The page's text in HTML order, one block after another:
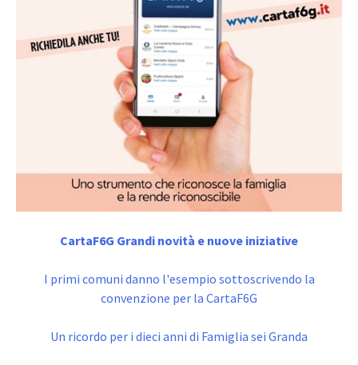
CartaF6G Grandi novità e nuove iniziative
I primi comuni danno l'esempio sottoscrivendo la
convenzione per la CartaF6G
Un ricordo per i dieci anni di Famiglia sei Granda